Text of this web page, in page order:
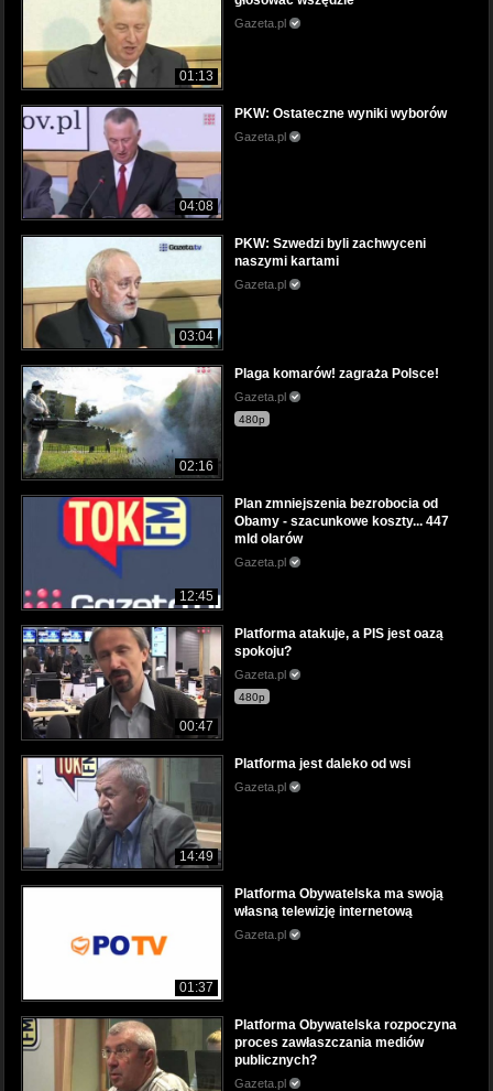
01:13
Gazeta.pl
04:08
PKW: Ostateczne wyniki wyborów
Gazeta.pl
03:04
PKW: Szwedzi byli zachwyceni
naszymi kartami
Gazeta.pl
02:16
Plaga komarów! zagraża Polsce!
Gazeta.pl
480p
12:45
Plan zmniejszenia bezrobocia od
Obamy - szacunkowe koszty... 447
mld olarów
Gazeta.pl
00:47
Platforma atakuje, a PIS jest oazą
spokoju?
Gazeta.pl
480p
14:49
Platforma jest daleko od wsi
Gazeta.pl
01:37
Platforma Obywatelska ma swoją
własną telewizję internetową
Gazeta.pl
Platforma Obywatelska rozpoczyna
proces zawłaszczania mediów
publicznych?
Gazeta.pl